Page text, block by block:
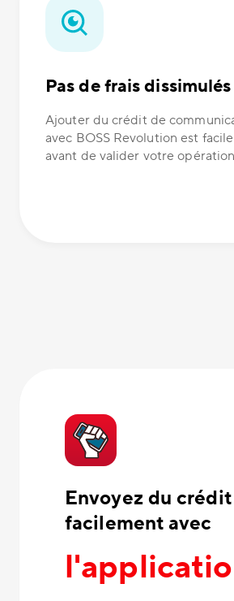
Pas de frais dissimulés
Ajouter du crédit de
avec BOSS Revolution est
avant de valider votre
Envoyez du
facilement avec